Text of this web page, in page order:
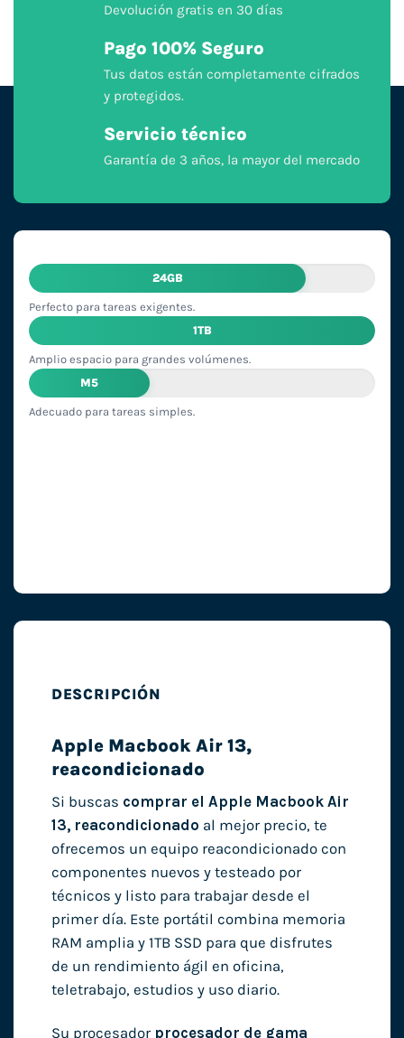
Devolución gratis en 30 días
Pago 100% Seguro
Tus datos están completamente cifrados
y protegidos.
Servicio técnico
Garantía de 3 años, la mayor del mercado
24GB
Perfecto para tareas exigentes.
1TB
Amplio espacio para grandes volúmenes.
M5
Adecuado para tareas simples.
DESCRIPCIÓN
Apple Macbook Air 13,
reacondicionado
Si buscas comprar el Apple Macbook Air
13, reacondicionado al mejor precio, te
ofrecemos un equipo reacondicionado con
componentes nuevos y testeado por
técnicos y listo para trabajar desde el
primer día. Este portátil combina memoria
RAM amplia y 1TB SSD para que disfrutes
de un rendimiento ágil en oficina,
teletrabajo, estudios y uso diario.
Su procesador procesador de gama